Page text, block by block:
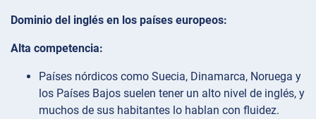
Dominio del inglés en los países europeos:
Alta competencia:
Países nórdicos como Suecia, Dinamarca, Noruega y
los Países Bajos suelen tener un alto nivel de inglés, y
muchos de sus habitantes lo hablan con fluidez.